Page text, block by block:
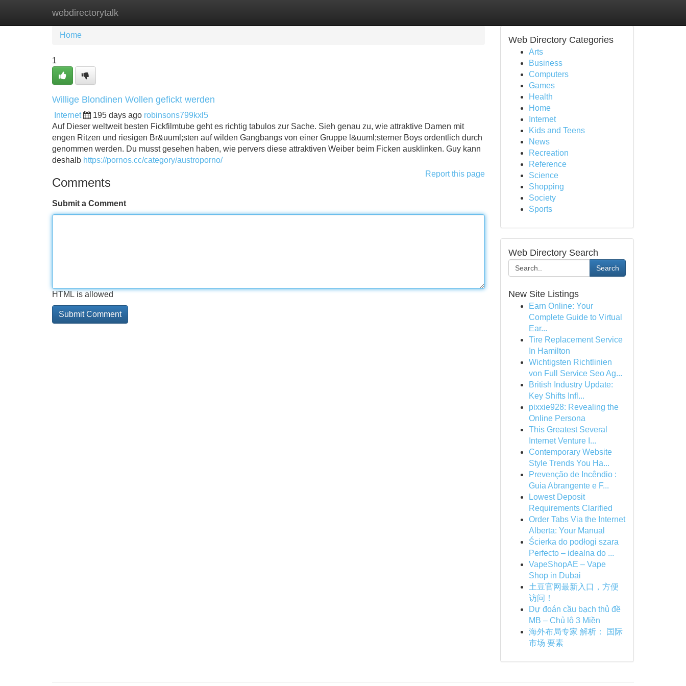
webdirectorytalk
Home New Site Listings
Home
1
Willige Blondinen Wollen gefickt werden
Internet 195 days ago robinsons799kxl5
Auf Dieser weltweit besten Fickfilmtube geht es richtig tabulos zur Sache. Sieh genau zu, wie attraktive Damen mit
engen Ritzen und riesigen Br&uuml;sten auf wilden Gangbangs von einer Gruppe l&uuml;sterner Boys ordentlich durch
genommen werden. Du musst gesehen haben, wie pervers diese attraktiven Weiber beim Ficken ausklinken. Guy kann
deshalb https://pornos.cc/category/austroporno/
Report this page
Comments
Submit a Comment
HTML is allowed
Web Directory Categories
Arts
Business
Computers
Games
Health
Home
Internet
Kids and Teens
News
Recreation
Reference
Science
Shopping
Society
Sports
Web Directory Search
Search
New Site Listings
Earn Online: Your
Complete Guide to Virtual
Ear...
Tire Replacement Service
In Hamilton
Wichtigsten Richtlinien
von Full Service Seo Ag...
British Industry Update:
Key Shifts Infl...
pixxie928: Revealing the
Online Persona
This Greatest Several
Internet Venture I...
Contemporary Website
Style Trends You Ha...
Prevenção de Incêndio :
Guia Abrangente e F...
Lowest Deposit
Requirements Clarified
Order Tabs Via the Internet
Alberta: Your Manual
Ścierka do podłogi szara
Perfecto – idealna do ...
VapeShopAE – Vape
Shop in Dubai
土豆官网最新入口，方便
访问！
Dự đoán cầu bạch thủ đề
MB – Chủ lô 3 Miền
海外布局专家 解析： 国际
市场 要素